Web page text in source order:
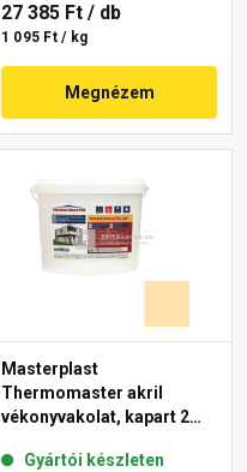
27 385 Ft / db
1 095 Ft / kg
Megnézem
Masterplast
Thermomaster akril
vékonyvakolat, kapart 2
Gyártói készleten